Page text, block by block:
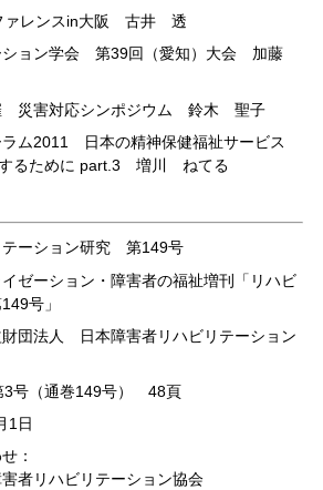
ァレンスin大阪 古井 透
ション学会 第39回（愛知）大会 加藤
災害対応シンポジウム 鈴木 聖子
ラム2011 日本の精神保健福祉サービス
するために part.3 増川 ねてる
テーション研究 第149号
ゼーション・障害者の福祉増刊「リハビ
号」
団法人 日本障害者リハビリテーション
3号（通巻149号） 48頁
1日
：
者リハビリテーション協会